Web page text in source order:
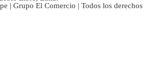
| Grupo El Comercio | Todos los derechos